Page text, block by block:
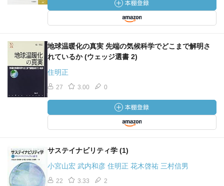
地球温暖化の真実 先端の気候科学でどこまで解明さ
れているか (ウェッジ選書 2)
住明正
27 3.00 0
サステイナビリティ学 (1)
小宮山宏 武内和彦 住明正 花木啓祐 三村信男
22 3.33 2